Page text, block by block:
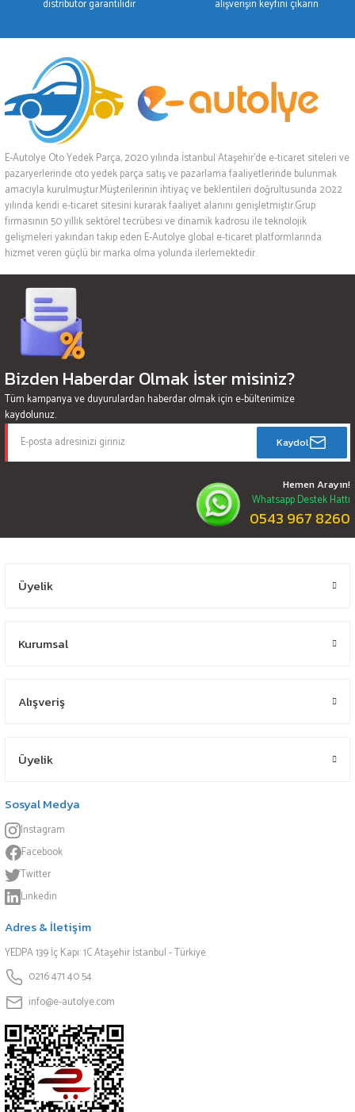
distribütör garantilidir
alışverişin keyfini çıkarın
E-Autolye Oto Yedek Parça, 2020 yılında İstanbul Ataşehir’de e-ticaret siteleri ve
pazaryerlerinde oto yedek parça satış ve pazarlama faaliyetlerinde bulunmak
amacıyla kurulmuştur.Müşterilerinin ihtiyaç ve beklentileri doğrultusunda 2022
yılında kendi e-ticaret sitesini kurarak faaliyet alanını genişletmiştir.Grup
firmasının 50 yıllık sektörel tecrübesi ve dinamik kadrosu ile teknolojik
gelişmeleri yakından takip eden E-Autolye global e-ticaret platformlarında
hizmet veren güçlü bir marka olma yolunda ilerlemektedir.
Bizden Haberdar Olmak İster misiniz?
Tüm kampanya ve duyurulardan haberdar olmak için e-bültenimize
kaydolunuz.
Kaydol
Hemen Arayın!
Whatsapp Destek Hattı
0543 967 8260
Üyelik
Kurumsal
Alışveriş
Üyelik
Sosyal Medya
Instagram
Facebook
Twitter
Linkedin
Adres & İletişim
YEDPA 139 İç Kapı: 1C Ataşehir İstanbul - Türkiye
0216 471 40 54
info@e-autolye.com